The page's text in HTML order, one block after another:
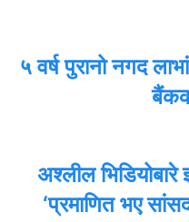
५ वर्ष पुरानो नगद
अश्लील भिडियोबारे
‘प्रमाणित भए